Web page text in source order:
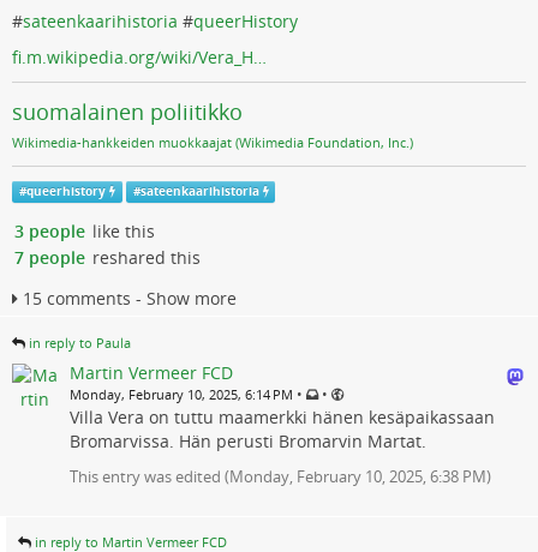
#sateenkaarihistoria #queerHistory
fi.m.wikipedia.org/wiki/Vera_H…
suomalainen poliitikko
Wikimedia-hankkeiden muokkaajat (Wikimedia Foundation, Inc.)
#queerhistory #sateenkaarihistoria
3 people like this
7 people reshared this
15 comments - Show more
in reply to Paula
Martin Vermeer FCD
Monday, February 10, 2025, 6:14 PM • •
Villa Vera on tuttu maamerkki hänen kesäpaikassaan
Bromarvissa. Hän perusti Bromarvin Martat.
This entry was edited (Monday, February 10, 2025, 6:38 PM)
in reply to Martin Vermeer FCD